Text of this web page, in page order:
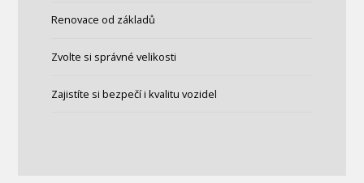
Renovace od základů
Zvolte si správné velikosti
Zajistíte si bezpečí i kvalitu vozidel